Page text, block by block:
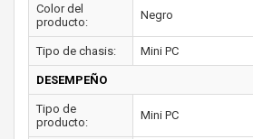
Color del
producto:
Negro
Tipo de chasis: Mini PC
DESEMPEÑO
Tipo de
producto:
Mini PC